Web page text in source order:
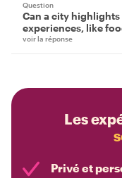
Question
Can a city
experiences, like
voir la réponse
Les
Privé et